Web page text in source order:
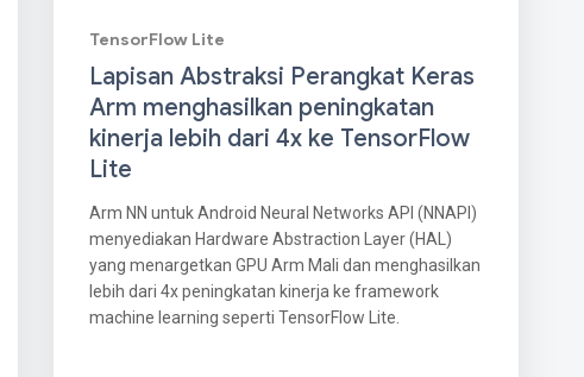
TensorFlow Lite
Lapisan Abstraksi Perangkat Keras
Arm menghasilkan peningkatan
kinerja lebih dari 4x ke TensorFlow
Lite
Arm NN untuk Android Neural Networks API (NNAPI)
menyediakan Hardware Abstraction Layer (HAL)
yang menargetkan GPU Arm Mali dan menghasilkan
lebih dari 4x peningkatan kinerja ke framework
machine learning seperti TensorFlow Lite.